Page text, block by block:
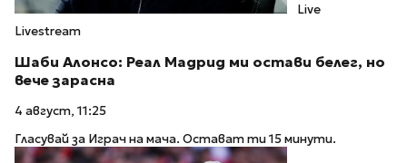
Live
Livestream
Шаби Алонсо: Реал Мадрид ми остави белег, но
вече зарасна
4 август, 11:25
Гласувай за Играч на мача. Остават ти 15 минути.